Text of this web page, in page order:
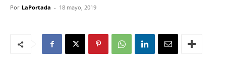
Por LaPortada - 18 mayo, 2019